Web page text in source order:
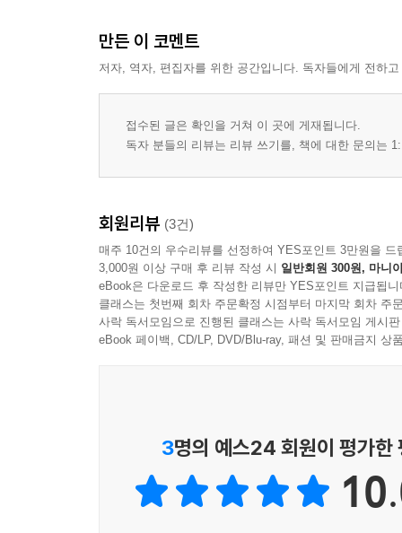
PART 2
UNIT 05 Who, When, Where 의문문 72
UNIT 08 Be동사ㆍDo동사ㆍHave동사 의문문 102
UNIT 10 제안문ㆍ요청문ㆍ평서문 122
PART 3
UNIT 11 일반 회사 업무 140
UNIT 12 인사 업무 152
UNIT 13 구매 및 문의 164
UNIT 14 일정 176
UNIT 16 전화 메시지 208
UNIT 17 사내 회의 220
UNIT 18 안내 232
만든 이 코멘트
저자, 역자, 편집자를 위한 공간입니다. 독자들에게 전하
접수된 글은 확인을 거쳐 이 곳에 게재됩니다.
독자 분들의 리뷰는 리뷰 쓰기를, 책에 대한 문의는
회원리뷰 (3건)
매주 10건의 우수리뷰를 선정하여 YES포인트 3만원을 드
3,000원 이상 구매 후 리뷰 작성 시 일반회원 300원, 마니
eBook은 다운로드 후 작성한 리뷰만 YES포인트 지급됩니
클래스는 첫번째 회차 주문확정 시점부터 마지막 회차 주
사락 독서모임으로 진행된 클래스는 사락 독서모임 게시
eBook 페이백, CD/LP, DVD/Blu-ray, 패션 및 판매금지 상
3명의 예스24 회원이 평가한